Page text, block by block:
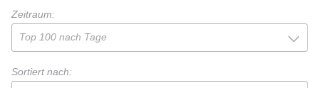
Zeitraum:
Top 100 nach Tage
Sortiert nach: